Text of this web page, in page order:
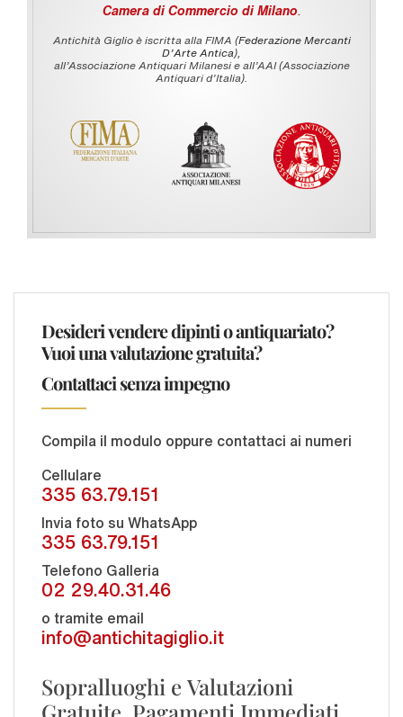
Camera di Commercio di Milano.
Antichità Giglio è iscritta alla FIMA (Federazione Mercanti
D'Arte Antica),
all’Associazione Antiquari Milanesi e all’AAI (Associazione
Antiquari d’Italia).
Desideri vendere dipinti o antiquariato?
Vuoi una valutazione gratuita?
Contattaci senza impegno
Compila il modulo oppure contattaci ai numeri
Cellulare
335 63.79.151
Invia foto su WhatsApp
335 63.79.151
Telefono Galleria
02 29.40.31.46
o tramite email
info@antichitagiglio.it
Sopralluoghi e Valutazioni